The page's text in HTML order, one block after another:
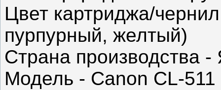
Цвет картриджа/
пурпурный, желтый)
Страна производства -
Модель - Canon CL-511